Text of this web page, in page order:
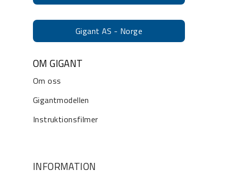
Gigant AS - Norge
OM GIGANT
Om oss
Gigantmodellen
Instruktionsfilmer
INFORMATION